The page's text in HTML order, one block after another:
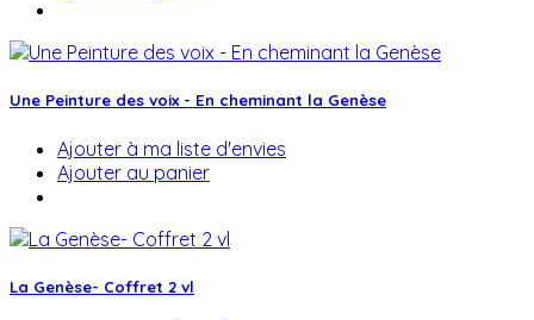
Une Peinture des voix - En cheminant la Genèse
Ajouter à ma liste d'envies
Ajouter au panier
La Genèse- Coffret 2 vl